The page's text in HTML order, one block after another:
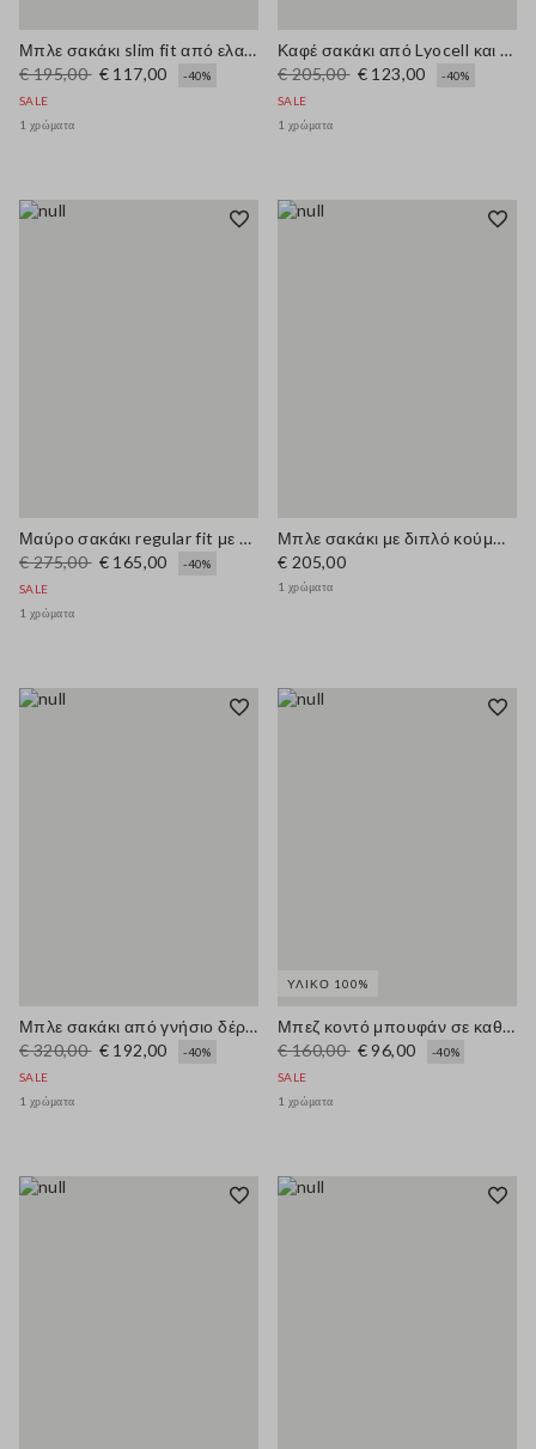
Μπλε σακάκι slim fit από ελαστικό βαμβάκι
€ 195,00 € 117,00
-40%
SALE
1 χρώματα
Καφέ σακάκι από Lyocell και κάνναβη κανονικής γραμμής με ζώνη
€ 205,00 € 123,00
-40%
SALE
1 χρώματα
Μαύρο σακάκι regular fit με λαμπερές λεπτομέρειες
€ 275,00 € 165,00
-40%
SALE
1 χρώματα
Μπλε σακάκι με διπλό κούμπωμα κανονικής εφαρμογής
€ 205,00
1 χρώματα
Μπλε σακάκι από γνήσιο δέρμα με κανονική γραμμή
€ 320,00 € 192,00
-40%
SALE
1 χρώματα
ΥΛΙΚΌ 100%
Μπεζ κοντό μπουφάν σε καθαρό βαμβάκι slim fit με κουμπιά και τσέπες
€ 160,00 € 96,00
-40%
SALE
1 χρώματα